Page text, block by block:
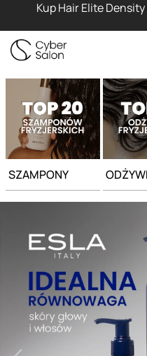
Kup Hair Elite
SZAMPONY
Strona główna - Cyber Salon